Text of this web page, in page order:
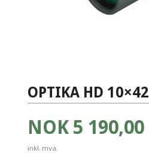
OPTIKA HD 10×42
Pris
NOK 5 190,00
inkl. mva.